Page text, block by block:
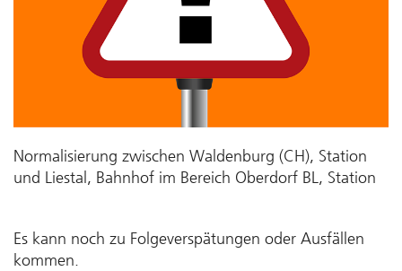
Normalisierung zwischen Waldenburg (CH), Station
und Liestal, Bahnhof im Bereich Oberdorf BL, Station
Es kann noch zu Folgeverspätungen oder Ausfällen
kommen.